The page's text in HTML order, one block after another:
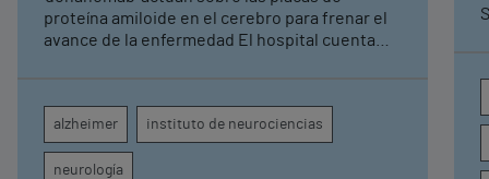
proteína amiloide en el cerebro para frenar el
avance de la enfermedad El hospital cuenta
seguimiento clínico de cada paciente
alzheimer instituto de neurociencias
neurología